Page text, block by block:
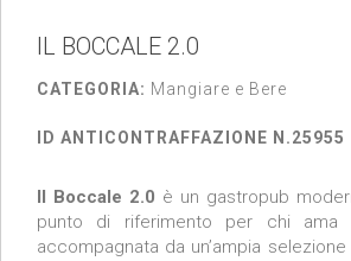
IL BOCCALE 2.0
CATEGORIA: Mangiare e Bere
ID ANTICONTRAFFAZIONE N.25955
Il Boccale 2.0 è un gastropub
punto di riferimento per chi ama
accompagnata da un’ampia